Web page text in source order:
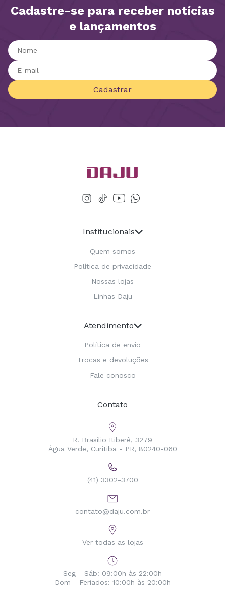
Cadastre-se para receber notícias
e lançamentos
Cadastrar
Institucionais
Quem somos
Política de privacidade
Nossas lojas
Linhas Daju
Atendimento
Política de envio
Trocas e devoluções
Fale conosco
Contato
R. Brasílio Itiberê, 3279
Água Verde, Curitiba - PR, 80240-060
(41) 3302-3700
contato@daju.com.br
Ver todas as lojas
Seg - Sáb: 09:00h às 22:00h
Dom - Feriados: 10:00h às 20:00h